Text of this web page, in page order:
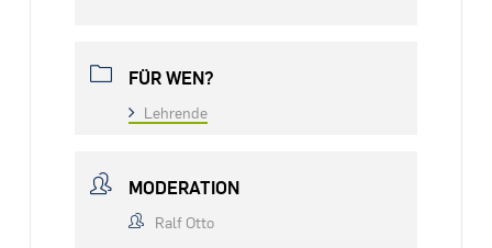
FÜR WEN?
Lehrende
MODERATION
Ralf Otto